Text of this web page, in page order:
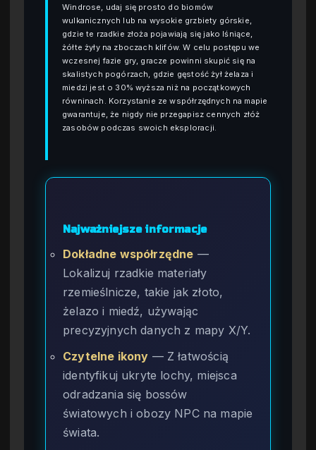
Windrose, udaj się prosto do biomów
wulkanicznych lub na wysokie grzbiety górskie,
gdzie te rzadkie złoża pojawiają się jako lśniące,
żółte żyły na zboczach klifów. W celu postępu we
wczesnej fazie gry, gracze powinni skupić się na
skalistych pogórzach, gdzie gęstość żył żelaza i
miedzi jest o 30% wyższa niż na początkowych
równinach. Korzystanie ze współrzędnych na mapie
gwarantuje, że nigdy nie przegapisz cennych złóż
zasobów podczas swoich eksploracji.
Najważniejsze informacje
Dokładne współrzędne —
Lokalizuj rzadkie materiały
rzemieślnicze, takie jak złoto,
żelazo i miedź, używając
precyzyjnych danych z mapy X/Y.
Czytelne ikony — Z łatwością
identyfikuj ukryte lochy, miejsca
odradzania się bossów
światowych i obozy NPC na mapie
świata.